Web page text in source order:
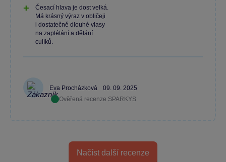
Eva Procházková
09. 09. 2025
Ověřená recenze SPARKYS
Česací hlava je dost velká.
Má krásný výraz v obličeji
i dostatečně dlouhé vlasy
na zaplétání a dělání
culíků.
Načíst další recenze